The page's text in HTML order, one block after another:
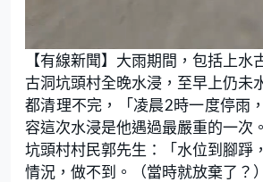
n
m
u
t
e
d
d
:
2
5
4
7
%
【有線新聞】大雨期間，包括上
古洞坑頭村全晚水浸，至早上仍未
都清理不完，「凌晨2時一度停雨
容這次水浸是他遇過最嚴重的一次。
坑頭村村民郭先生：「水位到腳踭
情況，做不到。（當時就放棄了？